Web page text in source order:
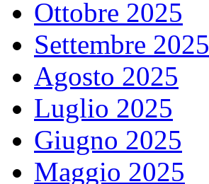
Ottobre 2025
Settembre 2025
Agosto 2025
Luglio 2025
Giugno 2025
Maggio 2025